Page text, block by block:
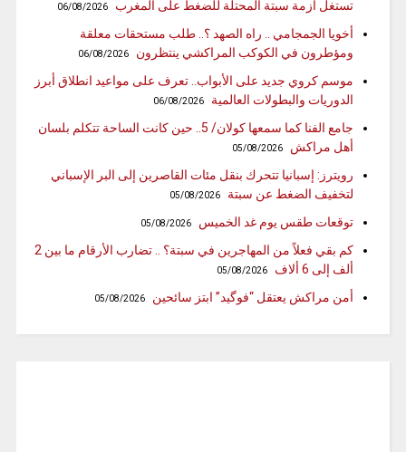
تستغل أزمة سبتة المحتلة للضغط على المغرب 06/08/2026
أخويا الجمجامي .. راه الصهد ؟.. طلب مستحقات معلقة
ومؤطرون في الكوكب المراكشي ينتظرون
06/08/2026
موسم كروي جديد على الأبواب.. تعرف على مواعيد انطلاق أبرز
الدوريات والبطولات العالمية
06/08/2026
جامع الفنا كما سمعها كولان/ 5.. حين كانت الساحة تتكلم بلسان
أهل مراكش
05/08/2026
رويترز: إسبانيا تتحرك بنقل مئات القاصرين إلى البر الإسباني
لتخفيف الضغط عن سبتة
05/08/2026
توقعات طقس يوم غد الخميس 05/08/2026
كم بقي فعلاً من المهاجرين في سبتة؟ .. تضارب الأرقام ما بين 2
ألف إلى 6 ألاف
05/08/2026
أمن مراكش يعتقل “فوگيد” ابتز سائحين 05/08/2026